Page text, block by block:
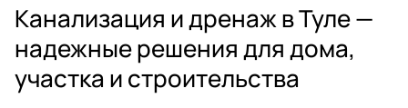
Канализация и дренаж в Туле —
надежные решения для дома,
участка и строительства